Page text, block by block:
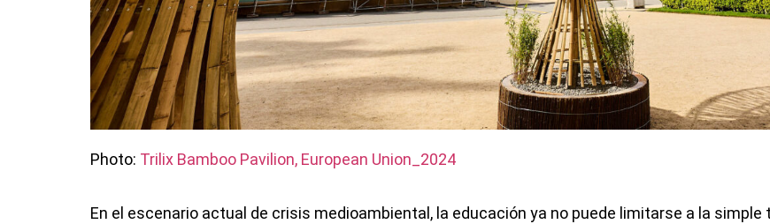
Photo: Trilix Bamboo Pavilion, European Union_2024
En el escenario actual de crisis medioambiental, la educación ya no puede limitarse a la